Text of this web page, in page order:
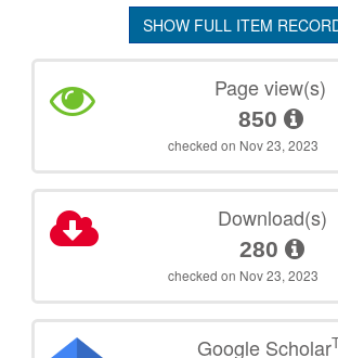
SHOW FULL ITEM
Page view(s)
850
checked on Nov 23, 2023
Download(s)
280
checked on Nov 23, 2023
Google Scholar